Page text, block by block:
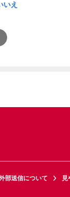
いえ
部送信について
見